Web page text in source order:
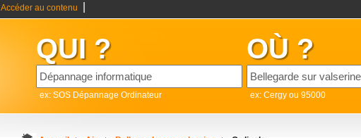
Accéder au contenu
QUI ?
ex: SOS Dépannage Ordinateur
OÙ ?
ex: Cergy ou 95000